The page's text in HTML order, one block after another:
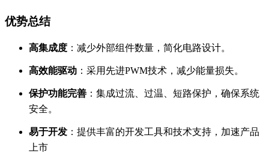
优势总结
高集成度 ：减少外部组件数量，简化电路设计。
高效能驱动 ：采用先进PWM技术，减少能量损失。
保护功能完善 ：集成过流、过温、短路保护，确保系统
安全。
易于开发 ：提供丰富的开发工具和技术支持，加速产品
上市